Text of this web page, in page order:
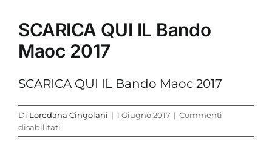
SCARICA QUI IL Bando
Maoc 2017
SCARICA QUI IL Bando Maoc 2017
Di Loredana Cingolani | 1 Giugno 2017 | Commenti
disabilitati
SCARICA